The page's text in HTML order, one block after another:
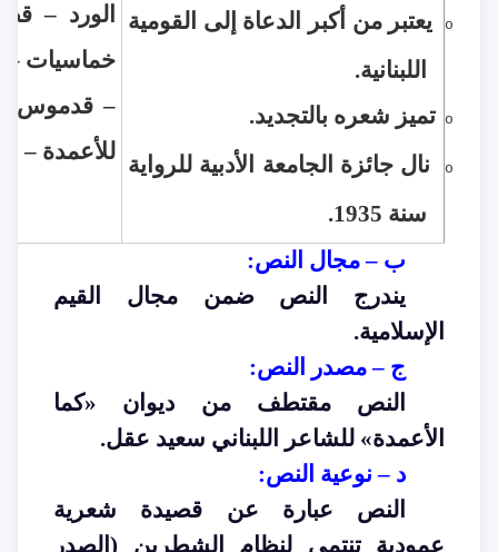
o
يعتبر من أكبر الدعاة إلى القومية
اللبنانية.
o تميز شعره بالتجديد.
o
نال جائزة الجامعة الأدبية للرواية
سنة 1935
.
الورد –
خماسيات –
– قدموس –
للأعمدة –
ب – مجال النص:
يندرج النص ضمن مجال القيم
الإسلامية.
ج – مصدر النص:
النص مقتطف من ديوان «كما
الأعمدة» للشاعر اللبناني سعيد عقل.
د – نوعية النص:
النص عبارة عن قصيدة شعرية
عمودية تنتمي لنظام الشطرين (الصدر